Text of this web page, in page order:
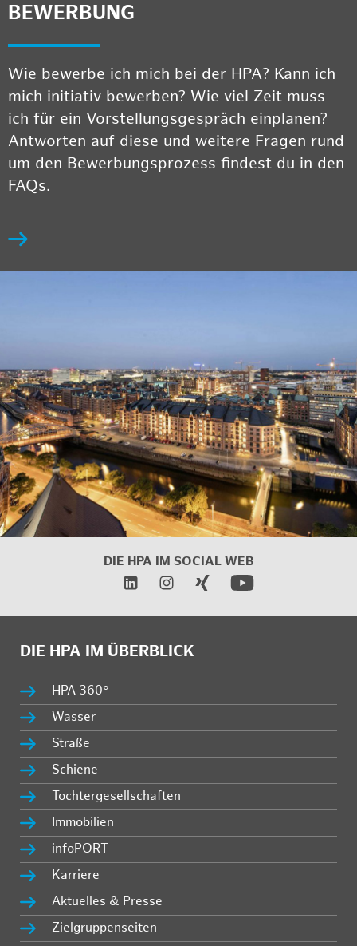
BEWERBUNG
Wie bewerbe ich mich bei der HPA? Kann ich
mich initiativ bewerben? Wie viel Zeit muss
ich für ein Vorstellungsgespräch einplanen?
Antworten auf diese und weitere Fragen rund
um den Bewerbungsprozess findest du in den
FAQs.
DIE HPA IM SOCIAL WEB
DIE HPA IM ÜBERBLICK
HPA 360°
Wasser
Straße
Schiene
Tochtergesellschaften
Immobilien
infoPORT
Karriere
Aktuelles & Presse
Zielgruppenseiten